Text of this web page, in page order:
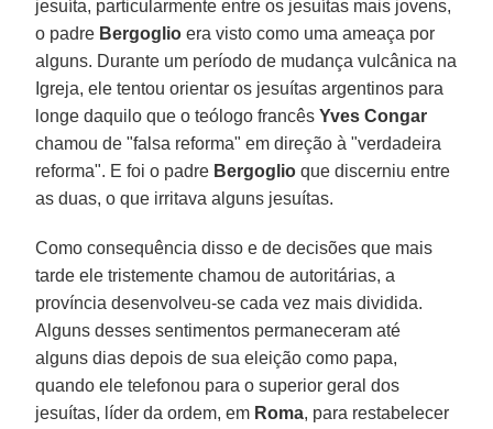
jesuíta, particularmente entre os jesuítas mais jovens,
o padre Bergoglio era visto como uma ameaça por
alguns. Durante um período de mudança vulcânica na
Igreja, ele tentou orientar os jesuítas argentinos para
longe daquilo que o teólogo francêsYves Congar
chamou de "falsa reforma" em direção à "verdadeira
reforma". E foi o padre Bergoglio que discerniu entre
as duas, o que irritava alguns jesuítas.
Como consequência disso e de decisões que mais
tarde ele tristemente chamou de autoritárias, a
província desenvolveu-se cada vez mais dividida.
Alguns desses sentimentos permaneceram até
alguns dias depois de sua eleição como papa,
quando ele telefonou para o superior geral dos
jesuítas, líder da ordem, em Roma, para restabelecer